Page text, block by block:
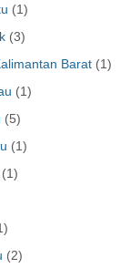
(1)
(3)
Barat (1)
(1)
(5)
(1)
(1)
(2)